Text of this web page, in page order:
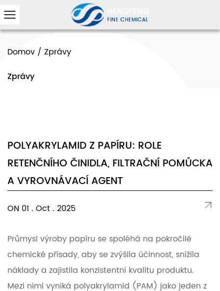
Domov / Zprávy
Zprávy
POLYAKRYLAMID Z PAPÍRU: ROLE
RETENČNÍHO ČINIDLA, FILTRAČNÍ POMŮCKA
A VYROVNÁVACÍ AGENT
ON 01 . Oct . 2025
Průmysl výroby papíru se spoléhá na pokročilé
chemické přísady, aby se zvýšila účinnost, snížila
náklady a zajistila konzistentní kvalitu produktu.
Mezi nimi vyniká polyakrylamid (PAM) jako jeden z